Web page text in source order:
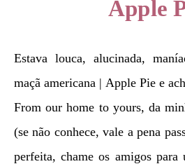
Apple
Estava louca, alucinada, maníaca por uma torta de
maçã americana | Apple Pie e
From our home to yours, da
(se não conhece, vale a pena
perfeita, chame os amigos